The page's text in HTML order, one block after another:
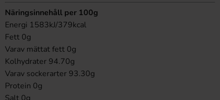
Näringsinnehåll per 100g
Energi 1583kJ/379kcal
Fett 0g
Varav mättat fett 0g
Kolhydrater 94.70g
Varav sockerarter 93.30g
Protein 0g